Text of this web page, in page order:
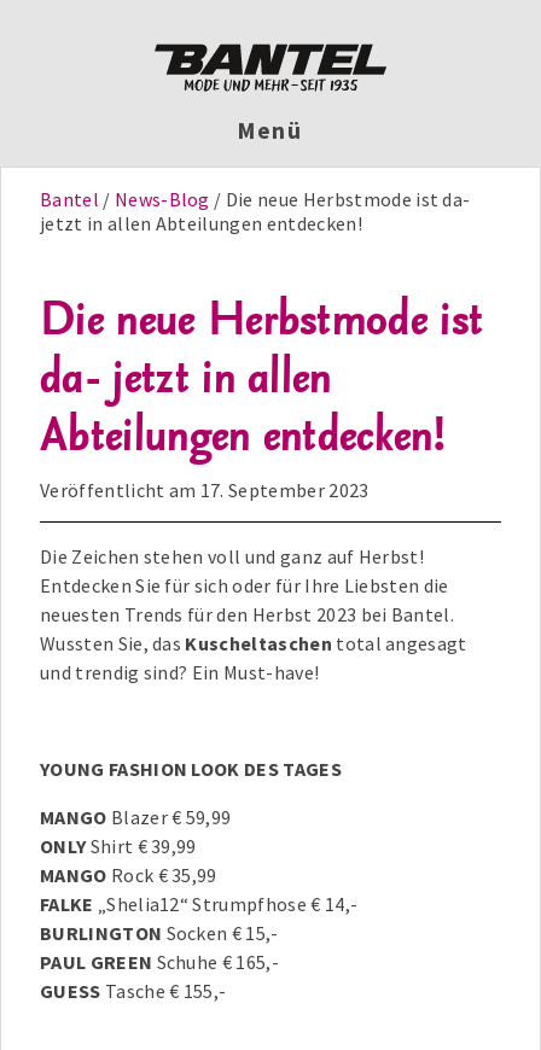
Menü
Bantel News-Blog
Die neue Herbstmode ist da-
jetzt in allen Abteilungen entdecken!
Die neue Herbstmode ist
da- jetzt in allen
Abteilungen entdecken!
Veröffentlicht am 17. September 2023
Die Zeichen stehen voll und ganz auf Herbst!
Entdecken Sie für sich oder für Ihre Liebsten die
neuesten Trends für den Herbst 2023 bei Bantel.
Wussten Sie, das Kuscheltaschen total angesagt
und trendig sind? Ein Must-have!
YOUNG FASHION LOOK DES TAGES
MANGO Blazer € 59,99
ONLYShirt € 39,99
MANGO Rock € 35,99
FALKE „Shelia12“ Strumpfhose € 14,-
BURLINGTON Socken € 15,-
PAUL GREEN Schuhe € 165,-
GUESS Tasche € 155,-